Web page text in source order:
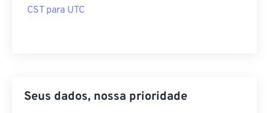
CST para UTC
Seus dados, nossa prioridade